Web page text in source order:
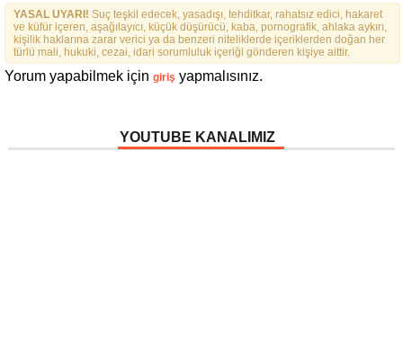
YASAL UYARI! Suç teşkil edecek, yasadışı, tehditkar, rahatsız edici, hakaret
ve küfür içeren, aşağılayıcı, küçük düşürücü, kaba, pornografik, ahlaka aykırı,
kişilik haklarına zarar verici ya da benzeri niteliklerde içeriklerden doğan her
türlü mali, hukuki, cezai, idari sorumluluk içeriği gönderen kişiye aittir.
Yorum yapabilmek için giriş yapmalısınız.
YOUTUBE KANALIMIZ